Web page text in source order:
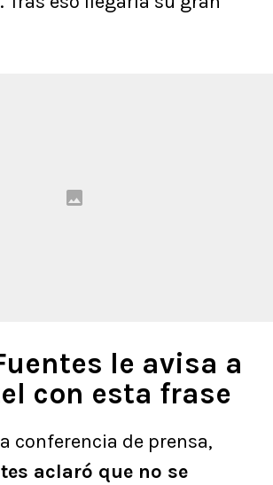
le avisa a
con esta frase
conferencia de prensa,
aclaró que no se